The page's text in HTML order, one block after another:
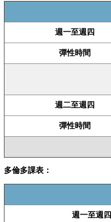
週一至週四
彈性時間
週二至週四
彈性時間
多倫多課表：
週一至週四